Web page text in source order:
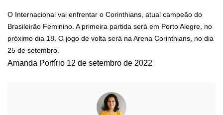
O Internacional vai enfrentar o Corinthians, atual campeão do
Brasileirão Feminino. A primeira partida será em Porto Alegre, no
próximo dia 18. O jogo de volta será na Arena Corinthians, no dia
25 de setembro.
Amanda Porfírio 12 de setembro de 2022